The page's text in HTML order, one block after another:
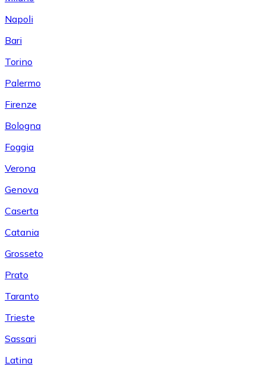
Napoli
Bari
Torino
Palermo
Firenze
Bologna
Foggia
Verona
Genova
Caserta
Catania
Grosseto
Prato
Taranto
Trieste
Sassari
Latina